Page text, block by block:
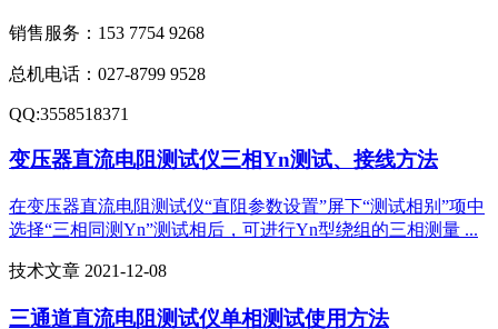
销售服务： 153 7754 9268
总机电话： 027-8799 9528
QQ:3558518371
变压器直流电阻测试仪三相Yn测试、接线方法
在变压器直流电阻测试仪“直阻参数设置”屏下“测试相别”项中
选择“三相同测Yn”测试相后，可进行Yn型绕组的三相测量 ...
技术文章 2021-12-08
三通道直流电阻测试仪单相测试使用方法